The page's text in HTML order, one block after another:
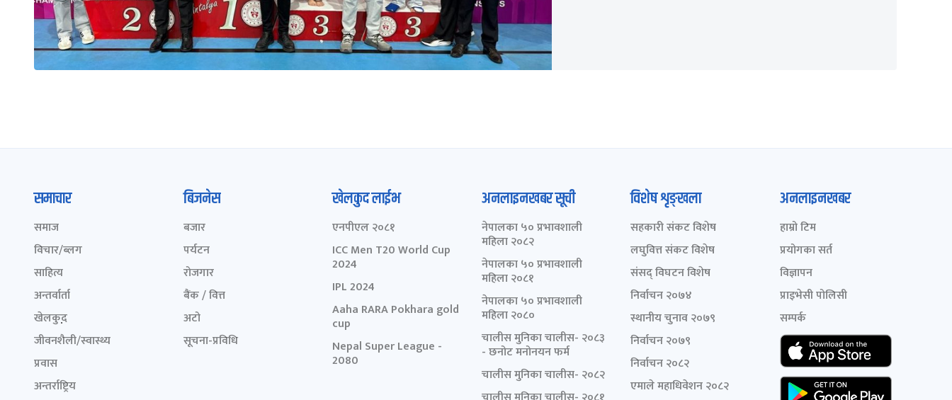
समाचार
समाज
विचार/ब्लग
साहित्य
अन्तर्वार्ता
खेलकुद़़
जीवनशैली/स्वास्थ्य
प्रवास
अन्तर्राष्ट्रिय
बिजनेस
बजार
पर्यटन
रोजगार
बैंक / वित्त
अटो
सूचना-प्रविधि
खेलकुद लाईभ
एनपीएल २०८१
ICC Men T20 World Cup
2024
IPL 2024
Aaha RARA Pokhara gold
cup
Nepal Super League -
2080
अनलाइनखबर सूची
नेपालका ५० प्रभावशाली
महिला २०८२
नेपालका ५० प्रभावशाली
महिला २०८१
नेपालका ५० प्रभावशाली
महिला २०८०
चालीस मुनिका चालीस- २०८३
- छनोट मनोनयन फर्म
चालीस मुनिका चालीस- २०८२
विशेष शृङ्खला
सहकारी संकट विशेष
लघुवित्त संकट विशेष
संसद् विघटन विशेष
निर्वाचन २०७४
स्थानीय चुनाव २०७९
निर्वाचन २०७९
निर्वाचन २०८२
एमाले महाधिवेशन २०८२
अनलाइनखबर
हाम्रो टिम
प्रयोगका सर्त
विज्ञापन
प्राइभेसी पोलिसी
सम्पर्क